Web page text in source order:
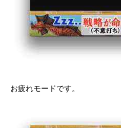
お疲れモードです。